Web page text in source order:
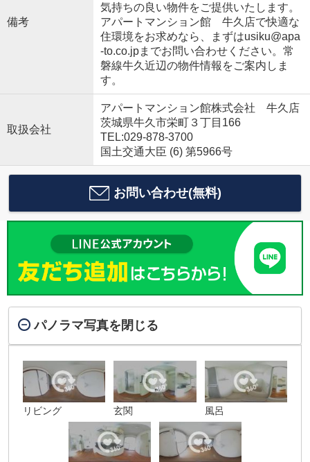
備考
気持ちの良い物件をご提供いたします。
アパートマンション館 牛久店で快適な
住環境をお求めなら、まずはusiku@apa
-to.co.jpまでお問い合わせください。常
磐線牛久近辺の物件情報をご案内しま
す。
取扱会社
アパートマンション館株式会社 牛久店
茨城県牛久市栄町３丁目166
TEL:029-878-3700
国土交通大臣 (6) 第5966号
お問い合わせ(無料)
パノラマ写真を閉じる
リビング 玄関 風呂